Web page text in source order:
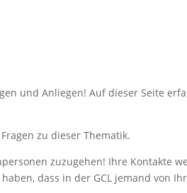
und Anliegen! Auf dieser Seite
zu dieser Thematik.
zuzugehen! Ihre
dass in der GCL jemand von